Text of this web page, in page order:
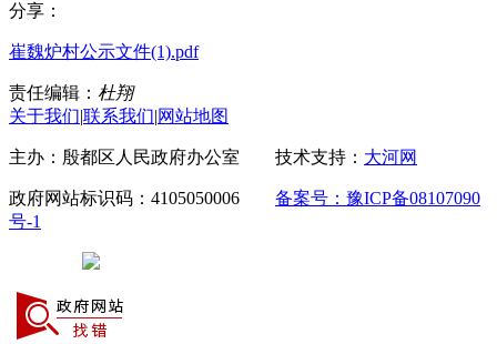
分享：
崔魏炉村公示文件(1).pdf
责任编辑： 杜翔
关于我们|联系我们|网站地图
主办：殷都区人民政府办公室 技术支持： 大河网
政府网站标识码：4105050006 备案号：豫ICP备08107090
号-1